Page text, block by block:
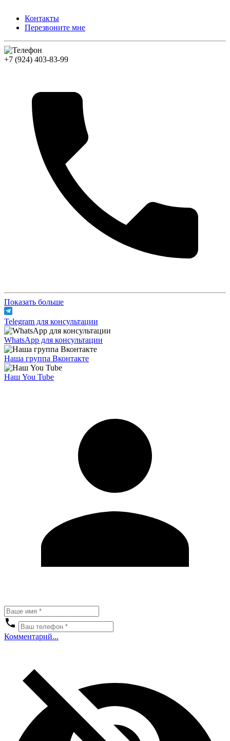
Контакты
Перезвоните мне
+7 (924) 403-83-99
Показать больше
Telegram для консультации
WhatsApp для консультации
Наша группа Вконтакте
Наш You Tube
Комментарий...